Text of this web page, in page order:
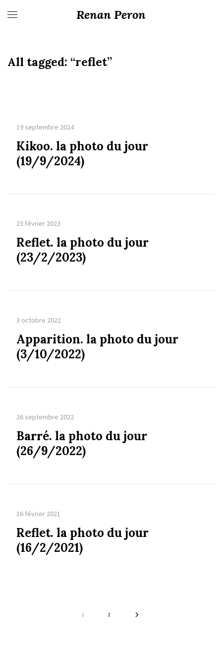
Renan Peron
All tagged: “reflet”
19 septembre 2024
Kikoo. la photo du jour
(19/9/2024)
23 février 2023
Reflet. la photo du jour
(23/2/2023)
3 octobre 2022
Apparition. la photo du jour
(3/10/2022)
26 septembre 2022
Barré. la photo du jour
(26/9/2022)
16 février 2021
Reflet. la photo du jour
(16/2/2021)
1 2